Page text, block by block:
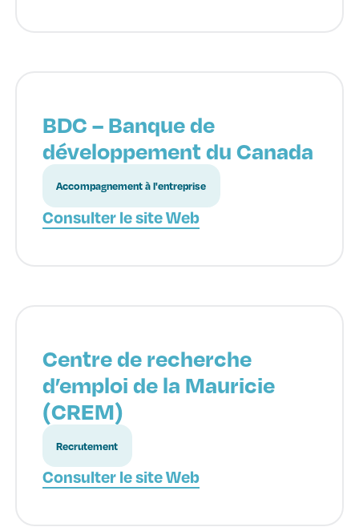
BDC – Banque de
développement du Canada
Accompagnement à l'entreprise
Consulter le site Web
Centre de recherche
d’emploi de la Mauricie
(CREM)
Recrutement
Consulter le site Web